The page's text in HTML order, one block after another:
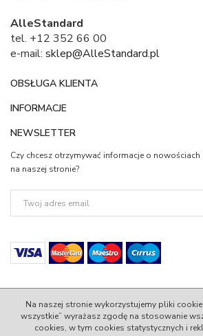
AlleStandard
tel. +12 352 66 00
e-mail: sklep@AlleStandard.pl
OBSŁUGA KLIENTA
INFORMACJE
NEWSLETTER
Czy chcesz otrzymywać informacje o
na naszej stronie?
Na naszej stronie wykorzystujemy pliki
wszystkie” wyrażasz zgodę na stosowanie
cookies, w tym cookies statystycznych i